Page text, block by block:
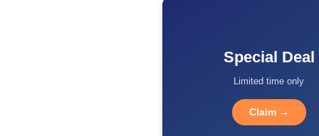
Special Deal
Limited time only
Claim →